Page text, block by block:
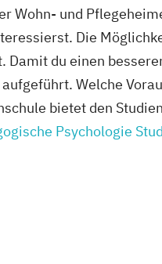
Wohn- und
Die
Damit du einen
Welche
bietet den
Psychologie